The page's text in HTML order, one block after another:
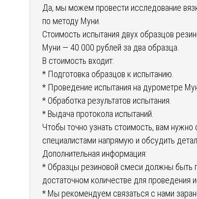
Да, мы можем провести исследование
по методу Муни.
Стоимость испытания двух образцов
Муни — 40 000 рублей за два образца.
В стоимость входит:
* Подготовка образцов к испытанию.
* Проведение испытания на дурометре
* Обработка результатов испытания.
* Выдача протокола испытаний.
Чтобы точно узнать стоимость, вам нужно
специалистами напрямую и обсудить
Дополнительная информация:
* Образцы резиновой смеси должны быть
достаточном количестве для проведения
* Мы рекомендуем связаться с нами